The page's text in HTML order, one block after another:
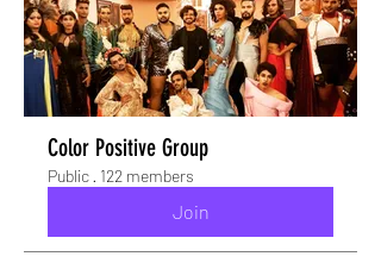
Color Positive Group
Public · 122 members
Join